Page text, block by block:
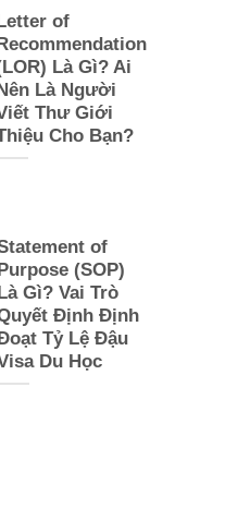
of
Là Gì? Ai
Là Người
Thư Giới
Cho Bạn?
of
(SOP)
Gì? Vai Trò
Định Định
Tỷ Lệ Đậu
Du Học